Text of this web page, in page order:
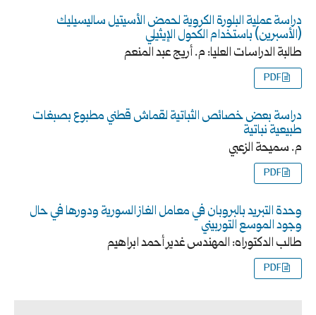
دراسة عملية البلورة الكروية لحمض الأسيتيل ساليسيليك
(الأسبرين) باستخدام الكحول الإيثيلي
طالبة الدراسات العليا: م. أريج عبد المنعم
PDF
دراسة بعض خصائص الثباتية لقماش قطني مطبوع بصبغات
طبيعية نباتية
م. سميحة الزعبي
PDF
وحدة التبريد بالبروبان في معامل الغاز السورية ودورها في حال
وجود الموسع التوربيني
طالب الدكتوراه: المهندس غدير أحمد ابراهيم
PDF